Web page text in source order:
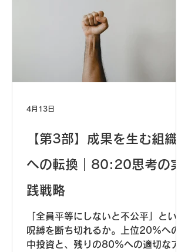
メソッドをご紹介します。
【第3部】成果を生む組織
への転換｜80:20思考の実
践戦略
「全員平等にしないと不公平」という
呪縛を断ち切れるか。上位20%への集
中投資と、残りの80%への適切なアプ
4月13日